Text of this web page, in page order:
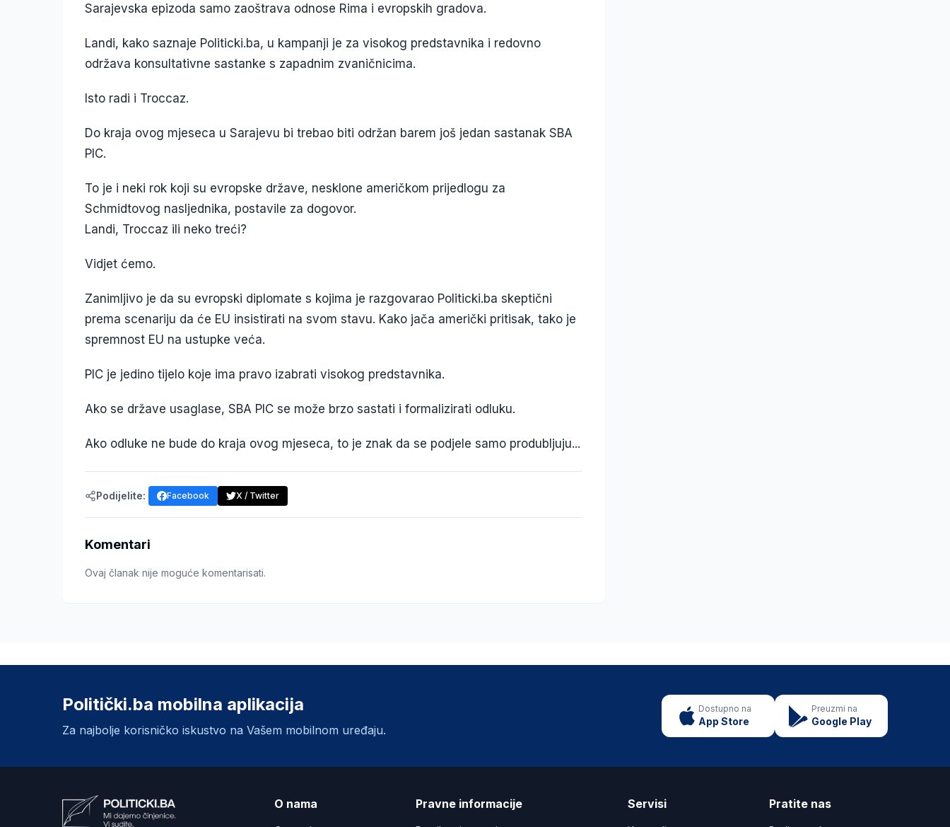
Sarajevska epizoda samo zaoštrava odnose Rima i evropskih gradova.
Landi, kako saznaje Politicki.ba, u kampanji je za visokog predstavnika i redovno
održava konsultativne sastanke s zapadnim zvaničnicima.
Isto radi i Troccaz.
Do kraja ovog mjeseca u Sarajevu bi trebao biti održan barem još jedan sastanak SBA
PIC.
To je i neki rok koji su evropske države, nesklone američkom prijedlogu za
Schmidtovog nasljednika, postavile za dogovor.
Landi, Troccaz ili neko treći?
Vidjet ćemo.
Zanimljivo je da su evropski diplomate s kojima je razgovarao Politicki.ba skeptični
prema scenariju da će EU insistirati na svom stavu. Kako jača američki pritisak, tako je
spremnost EU na ustupke veća.
PIC je jedino tijelo koje ima pravo izabrati visokog predstavnika.
Ako se države usaglase, SBA PIC se može brzo sastati i formalizirati odluku.
Ako odluke ne bude do kraja ovog mjeseca, to je znak da se podjele samo produbljuju...
Podijelite: Facebook X / Twitter
Komentari
Ovaj članak nije moguće komentarisati.
Politički.ba mobilna aplikacija
Za najbolje korisničko iskustvo na Vašem mobilnom uređaju.
Dostupno na
App Store
Preuzmi na
Google Play
O nama Pravne informacije Servisi Pratite nas